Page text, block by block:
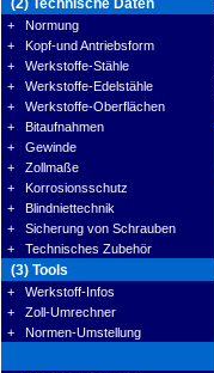
(2) Technische Daten
+ Normung
+ Kopf-und Antriebsform
+ Werkstoffe-Stähle
+ Werkstoffe-Edelstähle
+ Werkstoffe-Oberflächen
+ Bitaufnahmen
+ Gewinde
+ Zollmaße
+ Korrosionsschutz
+ Blindniettechnik
+ Sicherung von Schrauben
+ Technisches Zubehör
(3) Tools
+ Werkstoff-Infos
+ Zoll-Umrechner
+ Normen-Umstellung